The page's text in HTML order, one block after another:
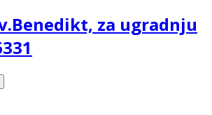
za ugradnju